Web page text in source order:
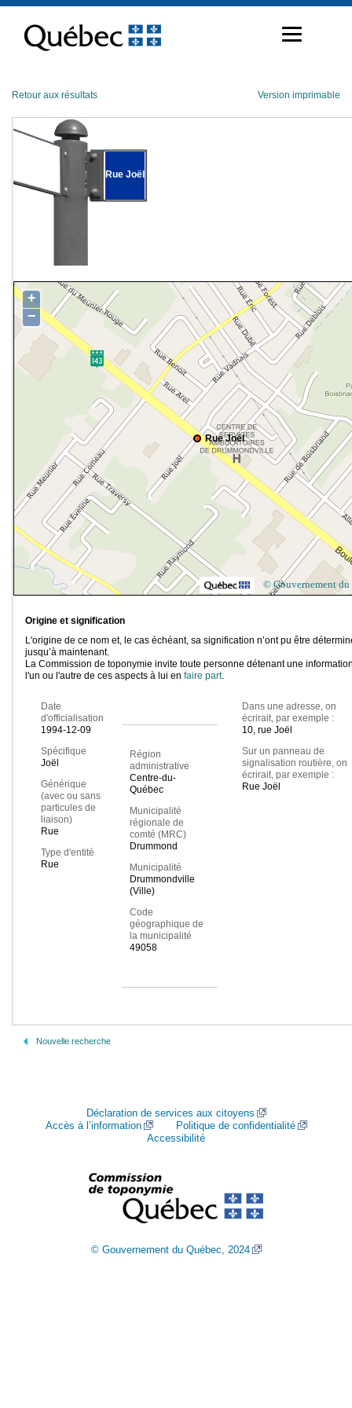
contenu
Retour aux résultats Version imprimable
Rue Joël
Rue Joël
+
−
© Gouvernement du
Origine et signification
L'origine de ce nom et, le cas échéant, sa signification n’ont pu être
jusqu’à maintenant.
La Commission de toponymie invite toute personne détenant une
l'un ou l'autre de ces aspects à lui en faire part.
Date
d'officialisation
1994-12-09
Spécifique
Joël
Générique
(avec ou sans
particules de
liaison)
Rue
Type d'entité
Rue
Région
administrative
Centre-du-
Québec
Municipalité
régionale de
comté (MRC)
Drummond
Municipalité
Drummondville
(Ville)
Code
géographique de
la municipalité
49058
Dans une adresse, on
écrirait, par exemple :
10, rue Joël
Sur un panneau de
signalisation routière, on
écrirait, par exemple :
Rue Joël
Nouvelle recherche
Déclaration de services aux citoyens
Accès à l’information
Politique de confidentialité
Accessibilité
© Gouvernement du Québec, 2024